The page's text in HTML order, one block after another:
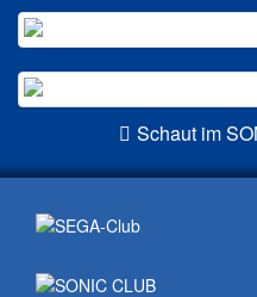
Schaut im